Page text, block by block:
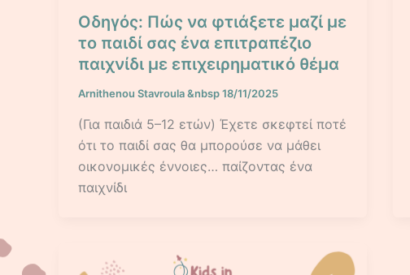
Οδηγός: Πώς να φτιάξετε μαζί με
το παιδί σας ένα επιτραπέζιο
παιχνίδι με επιχειρηματικό θέμα
Arnithenou Stavroula&nbsp18/11/2025
(Για παιδιά 5–12 ετών) Έχετε σκεφτεί ποτέ
ότι το παιδί σας θα μπορούσε να μάθει
οικονομικές έννοιες… παίζοντας ένα
παιχνίδι